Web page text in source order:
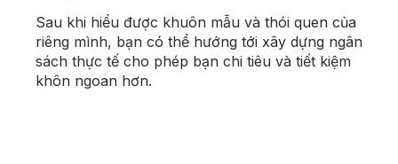
Sau khi hiểu được khuôn mẫu và thói quen của
riêng mình, bạn có thể hướng tới xây dựng ngân
sách thực tế cho phép bạn chi tiêu và tiết kiệm
khôn ngoan hơn.